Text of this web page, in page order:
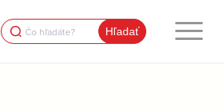
Search
for: